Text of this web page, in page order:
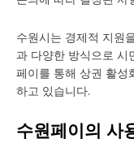
수원시는 경제적 지원
과 다양한 방식으로 시
페이를 통해 상권 활성
하고 있습니다.
수원페이의 사